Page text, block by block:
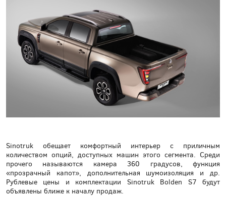
Sinotruk обещает комфортный интерьер с приличным
количеством опций, доступных машин этого сегмента. Среди
прочего называются камера 360 градусов, функция
«прозрачный капот», дополнительная шумоизоляция и др.
Рублевые цены и комплектации Sinotruk Bolden S7 будут
объявлены ближе к началу продаж.